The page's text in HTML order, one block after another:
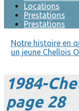
Locations
Prestations
Prestations
Notre histoire en
un jeune Chellois
1984-
page 28